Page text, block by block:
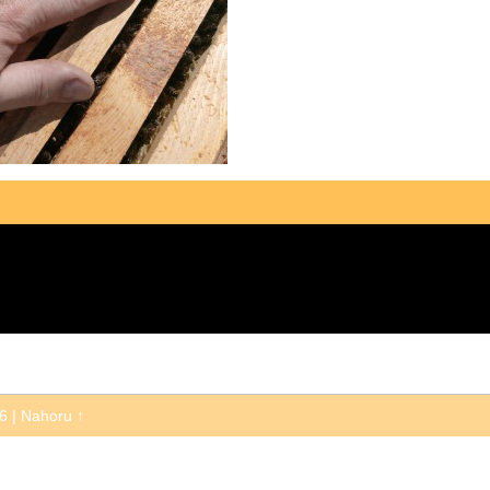
| Nahoru ↑